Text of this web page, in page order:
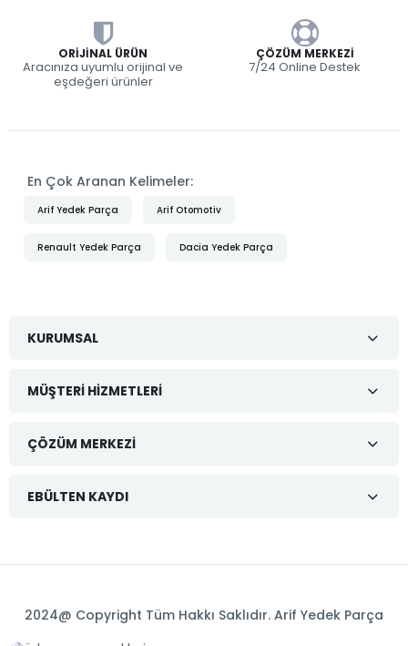
ORIJINAL ÜRÜN
Aracınıza uyumlu orijinal ve
eşdeğeri ürünler
ÇÖZÜM MERKEZI
7/24 Online Destek
En Çok Aranan Kelimeler:
Arif Yedek Parça Arif Otomotiv
Renault Yedek Parça Dacia Yedek Parça
KURUMSAL
MÜŞTERI HIZMETLERI
ÇÖZÜM MERKEZI
EBÜLTEN KAYDI
2024@ Copyright Tüm Hakkı Saklıdır. Arif Yedek Parça